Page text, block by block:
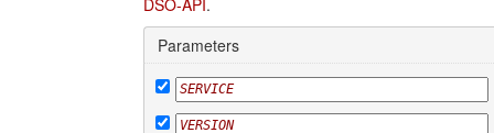
DSO-API.
Parameters